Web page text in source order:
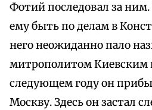
Фотий последовал за ним.
ему быть по делам в
него неожиданно пало
митрополитом Киевским
следующем году он
Москву. Здесь он застал